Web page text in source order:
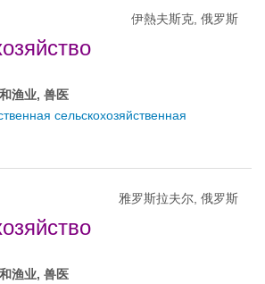
伊熱夫斯克, 俄罗斯
渔业, 兽医
сельскохозяйственная
雅罗斯拉夫尔, 俄罗斯
渔业, 兽医